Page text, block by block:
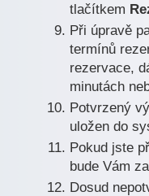
tlačítkem
Při úpravě
termínů
rezervace,
minutách
Potvrzený
uložen do
Pokud jste
bude Vám
Dosud